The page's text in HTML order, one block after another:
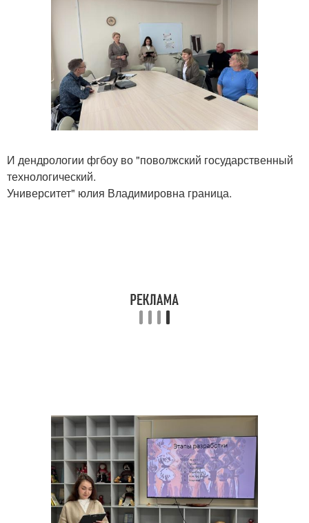
И дендрологии фгбоу во "поволжский государственный
технологический.
Университет" юлия Владимировна граница.